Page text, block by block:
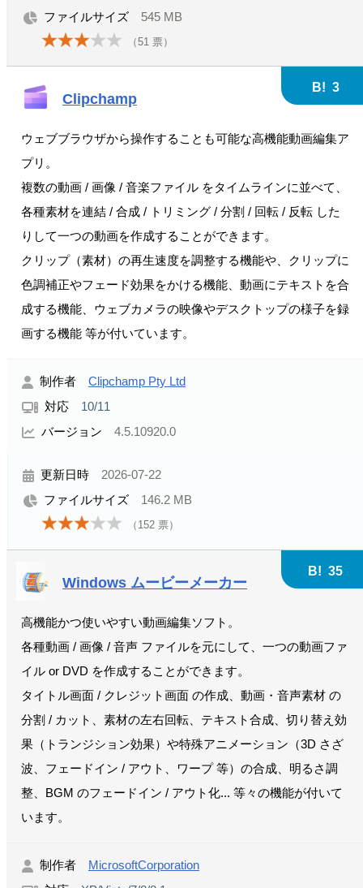
ファイルサイズ 545 MB
（51 票）
Clipchamp
B! 3
ウェブブラウザから操作することも可能な高機能動画編集ア
プリ。
複数の動画 / 画像 / 音楽ファイル をタイムラインに並べて、
各種素材を連結 / 合成 / トリミング / 分割 / 回転 / 反転 した
りして一つの動画を作成することができます。
クリップ（素材）の再生速度を調整する機能や、クリップに
色調補正やフェード効果をかける機能、動画にテキストを合
成する機能、ウェブカメラの映像やデスクトップの様子を録
画する機能 等が付いています。
制作者 Clipchamp Pty Ltd
対応 10/11
バージョン 4.5.10920.0
更新日時 2026-07-22
ファイルサイズ 146.2 MB
（ 152 票）
Windows ムービーメーカー
B! 35
高機能かつ使いやすい動画編集ソフト。
各種動画 / 画像 / 音声 ファイルを元にして、一つの動画ファ
イル or DVD を作成することができます。
タイトル画面 / クレジット画面 の作成、動画・音声素材 の
分割 / カット、素材の左右回転、テキスト合成、切り替え効
果（トランジション効果）や特殊アニメーション（3D さざ
波、フェードイン / アウト、ワープ 等）の合成、明るさ調
整、BGM のフェードイン / アウト化... 等々の機能が付いて
います。
制作者 MicrosoftCorporation